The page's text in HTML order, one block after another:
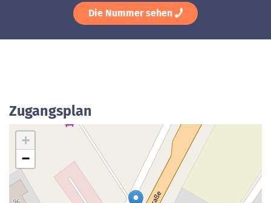
Die Nummer sehen
Zugangsplan
+
−